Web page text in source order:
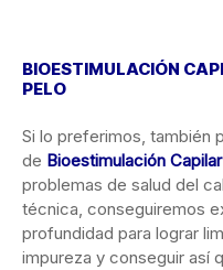
BIOESTIMULACIÓN
PELO
Si lo preferimos, también
de Bioestimulación Capilar
problemas de salud del
técnica, conseguiremos
profundidad para lograr
impureza y conseguir así